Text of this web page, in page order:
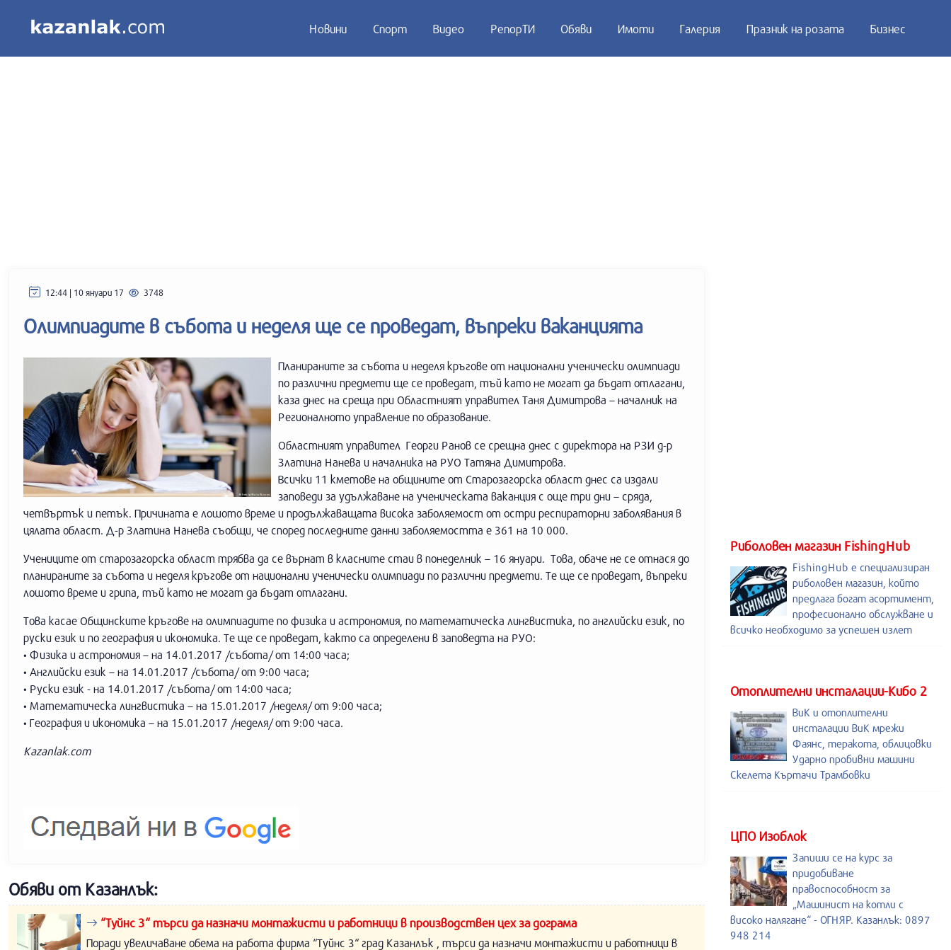
Новини Спорт Видео РепорТИ Обяви Имоти Галерия Празник на розата Бизнес
12:44 | 10 януари 17 3748
Олимпиадите в събота и неделя ще се проведат, въпреки ваканцията
Планираните за събота и неделя кръгове от национални ученически олимпиади
по различни предмети ще се проведат, тъй като не могат да бъдат отлагани,
каза днес на среща при Областният управител Таня Димитрова – началник на
Регионалното управление по образование.
Областният управител Георги Ранов се срещна днес с директора на РЗИ д-р
Златина Нанева и началника на РУО Татяна Димитрова.
Всички 11 кметове на общините от Старозагорска област днес са издали
заповеди за удължаване на ученическата ваканция с още три дни – сряда,
четвъртък и петък. Причината е лошото време и продължаващата висока заболяемост от остри респираторни заболявания в
цялата област. Д-р Златина Нанева съобщи, че според последните данни заболяемостта е 361 на 10 000.
Учениците от старозагорска област трябва да се върнат в класните стаи в понеделник – 16 януари. Това, обаче не се отнася до
планираните за събота и неделя кръгове от национални ученически олимпиади по различни предмети. Те ще се проведат, въпреки
лошото време и грипа, тъй като не могат да бъдат отлагани.
Това касае Общинските кръгове на олимпиадите по физика и астрономия, по математическа лингвистика, по английски език, по
руски език и по география и икономика. Те ще се проведат, както са определени в заповедта на РУО:
• Физика и астрономия – на 14.01.2017 /събота/ от 14:00 часа;
• Английски език – на 14.01.2017 /събота/ от 9:00 часа;
• Руски език - на 14.01.2017 /събота/ от 14:00 часа;
• Математическа лингвистика – на 15.01.2017 /неделя/ от 9:00 часа;
• География и икономика – на 15.01.2017 /неделя/ от 9:00 часа.
Kazanlak.com
Обяви от Казанлък:
“Туйнс 3“ търси да назначи монтажисти и работници в производствен цех за дограма
Поради увеличаване обема на работа фирма “Туйнс 3“ град Казанлък , търси да назначи монтажисти и работници в
Риболовен магазин FishingHub
FishingHub е специализиран
риболовен магазин, който
предлага богат асортимент,
професионално обслужване и
всичко необходимо за успешен излет
Отоплителни инсталации-Кибо 2
ВиК и отоплителни
инсталации ВиК мрежи
Фаянс, теракота, облицовки
Ударно пробивни машини
Скелета Къртачи Трамбовки
ЦПО Изоблок
Запиши се на курс за
придобиване
правоспособност за
„Машинист на котли с
високо налягане“ - ОГНЯР. Казанлък: 0897
948 214